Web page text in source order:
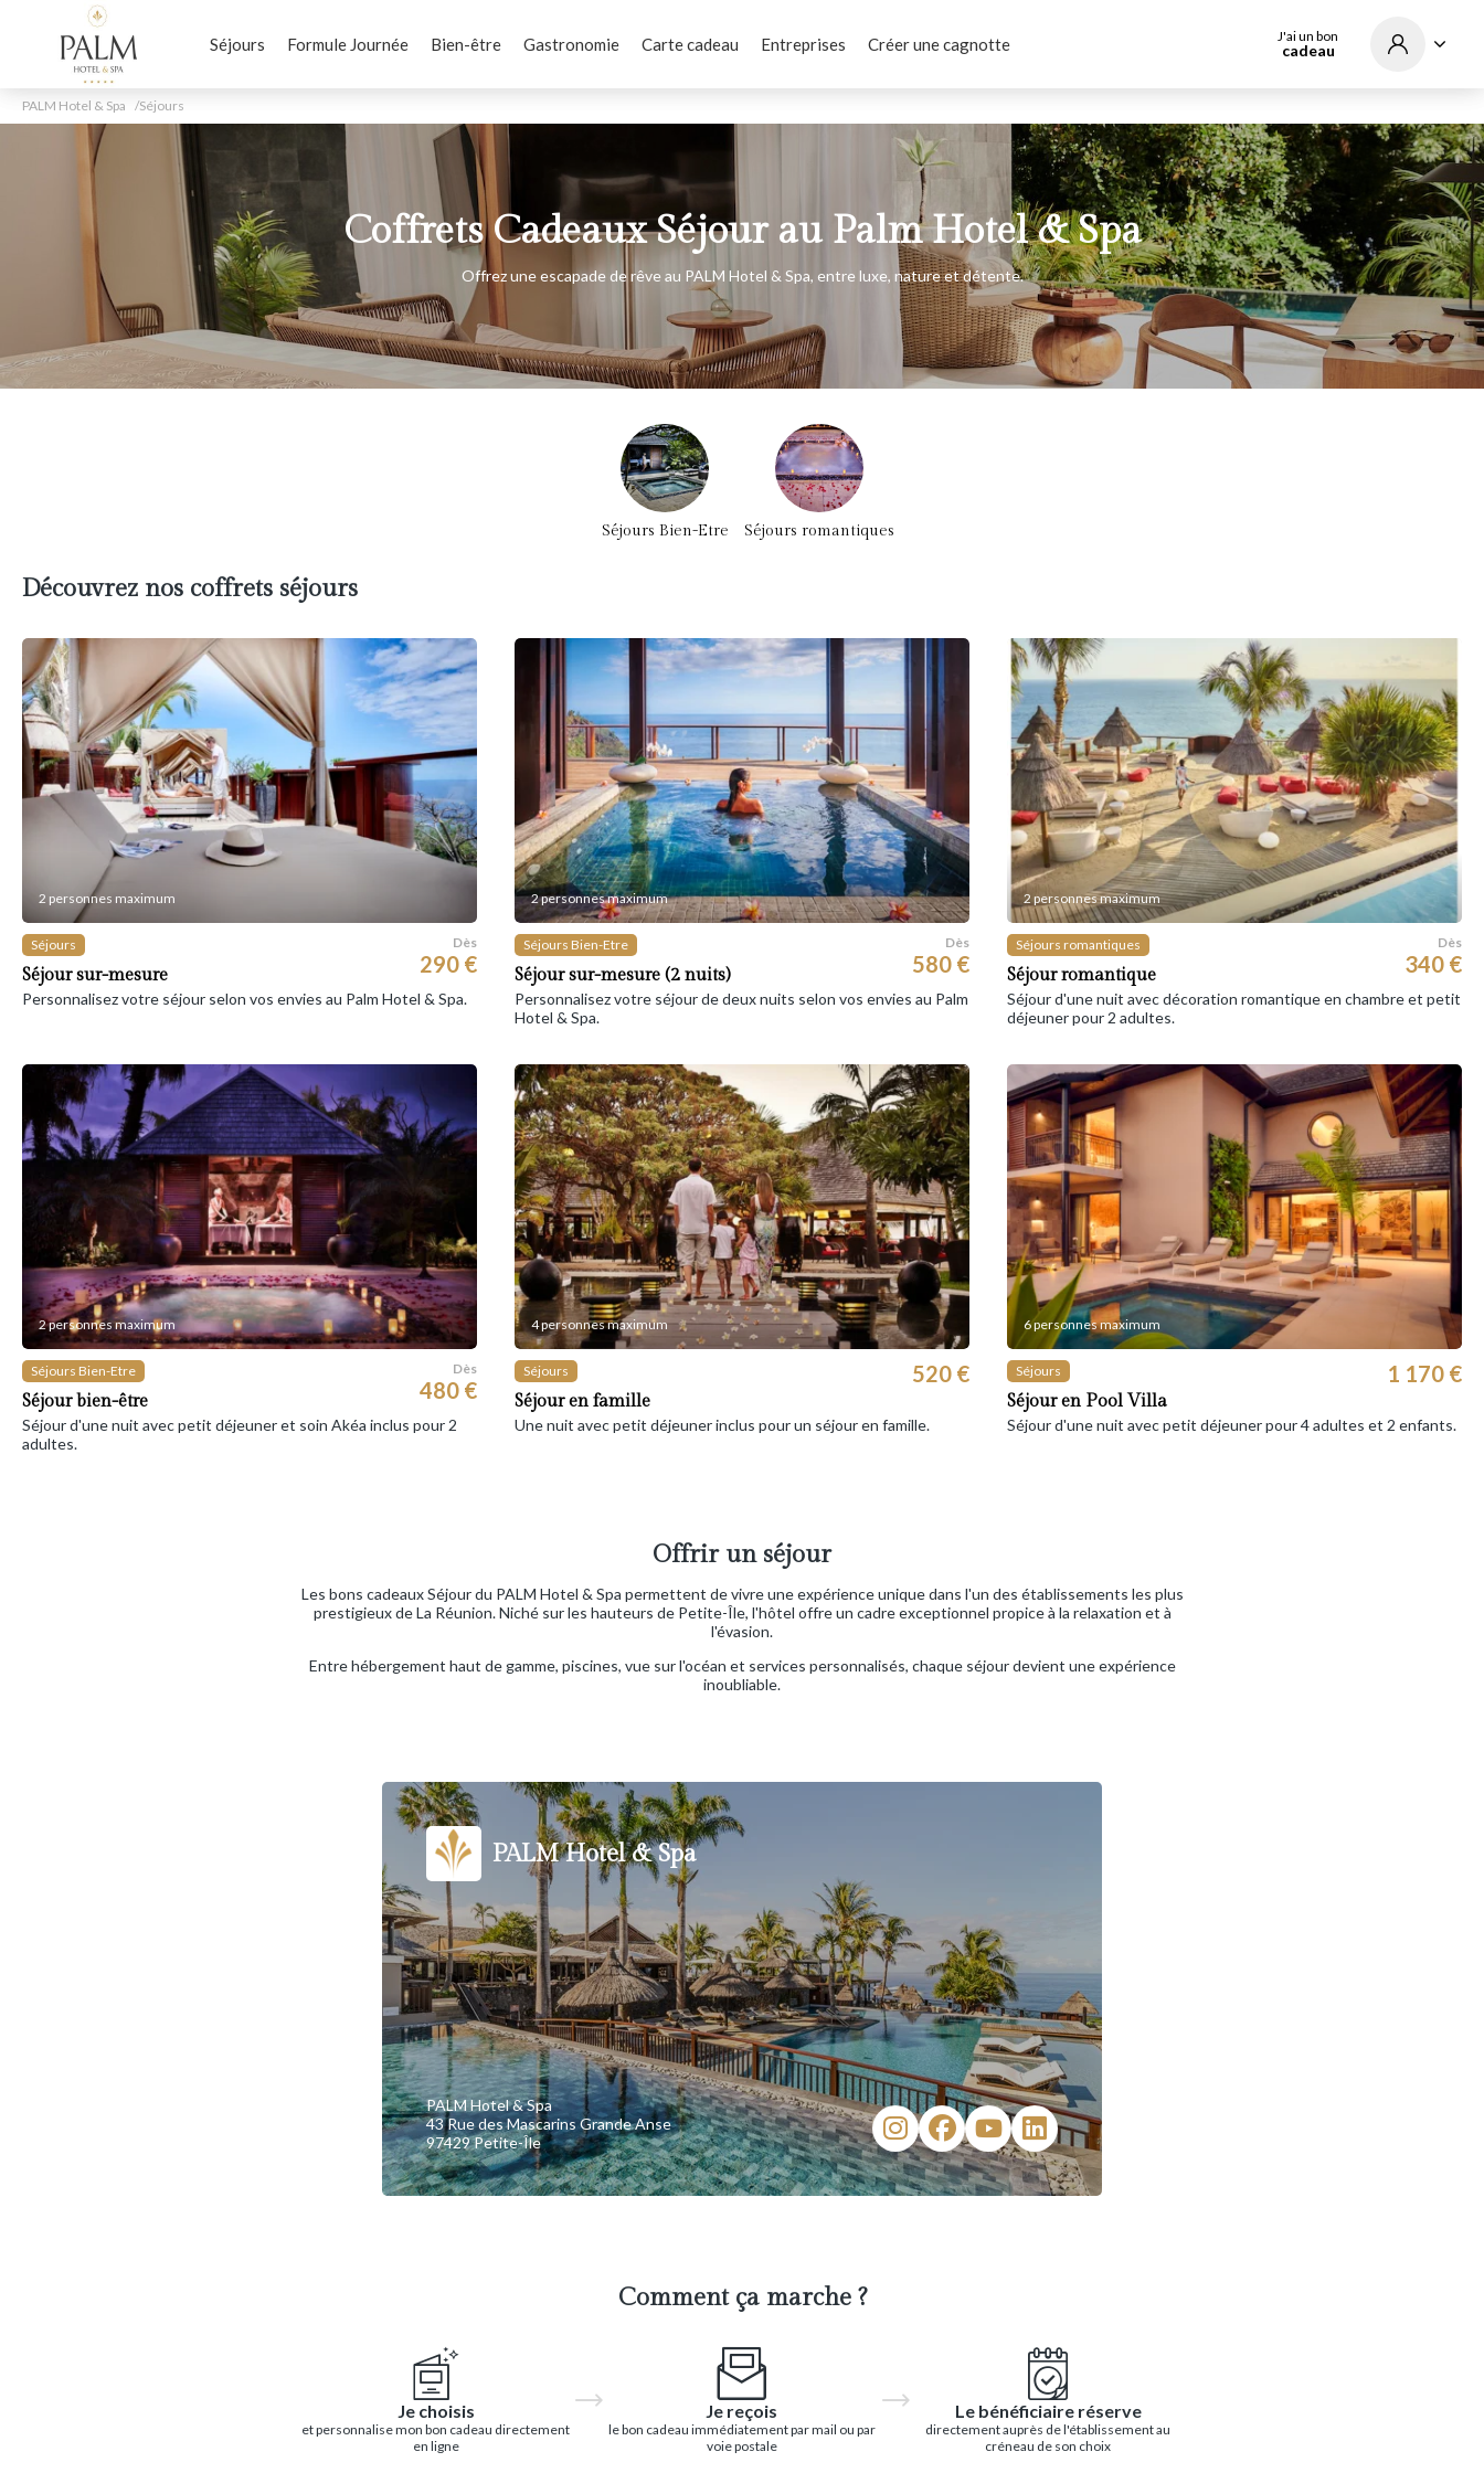
Séjours Formule Journée Bien-être Gastronomie Carte cadeau Entreprises Créer une cagnotte J'ai un bon
cadeau
PALM Hotel & Spa Séjours
Coffrets Cadeaux Séjour au Palm Hotel & Spa
Offrez une escapade de rêve au PALM Hotel & Spa, entre luxe, nature et détente.
Séjours Bien-Etre Séjours romantiques
Découvrez nos coffrets séjours
2 personnes maximum
Séjours
Séjour sur-mesure
Dès
290 €
Personnalisez votre séjour selon vos envies au Palm Hotel & Spa.
2 personnes maximum
Séjours Bien-Etre
Séjour sur-mesure (2 nuits)
Dès
580 €
Personnalisez votre séjour de deux nuits selon vos envies au Palm
Hotel & Spa.
2 personnes maximum
Séjours romantiques
Séjour romantique
Dès
340 €
Séjour d'une nuit avec décoration romantique en chambre et petit
déjeuner pour 2 adultes.
2 personnes maximum
Séjours Bien-Etre
Séjour bien-être
Dès
480 €
Séjour d'une nuit avec petit déjeuner et soin Akéa inclus pour 2
adultes.
4 personnes maximum
Séjours
Séjour en famille
520 €
Une nuit avec petit déjeuner inclus pour un séjour en famille.
6 personnes maximum
Séjours
Séjour en Pool Villa
1 170 €
Séjour d'une nuit avec petit déjeuner pour 4 adultes et 2 enfants.
Offrir un séjour
Les bons cadeaux Séjour du PALM Hotel & Spa permettent de vivre une expérience unique dans l'un des établissements les plus
prestigieux de La Réunion. Niché sur les hauteurs de Petite-Île, l'hôtel offre un cadre exceptionnel propice à la relaxation et à
l'évasion.
Entre hébergement haut de gamme, piscines, vue sur l'océan et services personnalisés, chaque séjour devient une expérience
inoubliable.
PALM Hotel & Spa
PALM Hotel & Spa
43 Rue des Mascarins Grande Anse
97429 Petite-Île
Comment ça marche ?
Je choisis
et personnalise mon bon cadeau directement
en ligne
Je reçois
le bon cadeau immédiatement par mail ou par
voie postale
Le bénéficiaire réserve
directement auprès de l'établissement au
créneau de son choix